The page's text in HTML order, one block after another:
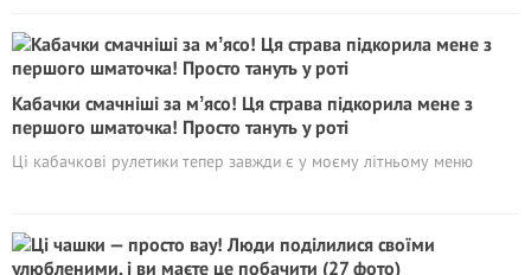
Кабачки смачніші за мʼясо! Ця страва підкорила мене з
першого шматочка! Просто тануть у роті
Ці кабачкові рулетики тепер завжди є у моєму літньому меню